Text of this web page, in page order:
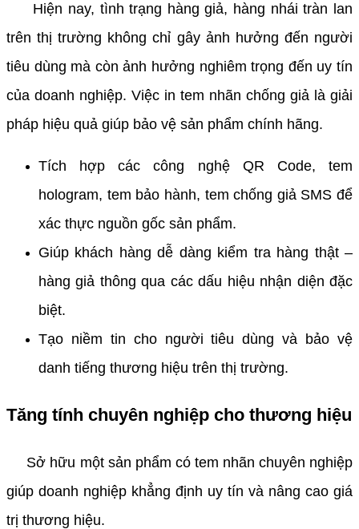
Hiện nay, tình trạng hàng giả, hàng nhái tràn lan
trên thị trường không chỉ gây ảnh hưởng đến người
tiêu dùng mà còn ảnh hưởng nghiêm trọng đến uy tín
của doanh nghiệp. Việc in tem nhãn chống giả là giải
pháp hiệu quả giúp bảo vệ sản phẩm chính hãng.
Tích hợp các công nghệ QR Code, tem
hologram, tem bảo hành, tem chống giả SMS để
xác thực nguồn gốc sản phẩm.
Giúp khách hàng dễ dàng kiểm tra hàng thật –
hàng giả thông qua các dấu hiệu nhận diện đặc
biệt.
Tạo niềm tin cho người tiêu dùng và bảo vệ
danh tiếng thương hiệu trên thị trường.
Tăng tính chuyên nghiệp cho thương hiệu
Sở hữu một sản phẩm có tem nhãn chuyên nghiệp
giúp doanh nghiệp khẳng định uy tín và nâng cao giá
trị thương hiệu.